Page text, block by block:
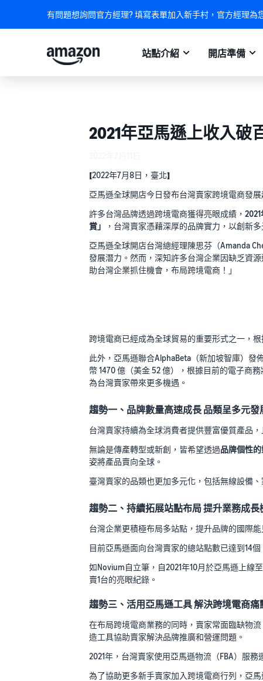
有問題想詢問官方經理? 填寫表單加入新手村，官方經理為
站點介紹 開店準備
2021年亞馬遜上收入破
【2022年7月8日，臺北】
亞馬遜全球開店今日發布台灣賣家跨境電商發
許多台灣品牌透過跨境電商獲得亮眼成績，
賞」
，台灣賣家憑藉深厚的品牌實力，以創新
亞馬遜全球開店台灣總經理陳思芬（Amanda
發展潛力。然而，深知許多台灣企業因缺乏資
助台灣企業抓住機會，布局跨境電商！」
跨境電商已經成為全球貿易的重要形式之一，
此外，亞馬遜聯合AlphaBeta（新加坡智庫）發
幣 1470 億（美金 52 億），根據目前的電子商務
為台灣賣家帶來更多機遇。
趨勢一、品牌數量高速成長 品類呈多元發
台灣賣家持續為全球消費者提供豐富優質產品
無論是傳產轉型或新創，皆希望透過品牌個性
姿將產品賣向全球。
臺灣賣家的品類也更加多元化，包括無線設備
趨勢二、持續拓展站點布局 提升業務成長
台灣企業更積極布局多站點，提升品牌的國際能
目前亞馬遜面向台灣賣家的總站點數已達到14
如Novium自立筆，自2021年10月於亞馬遜上線
賣1台的亮眼紀錄。
趨勢三、活用亞馬遜工具 解決跨境電商痛
在布局跨境電商業務的同時，賣家常面臨缺物
造工具協助賣家解決品牌推廣和營運問題。
2021年，台灣賣家使用亞馬遜物流（FBA）服務
為了協助更多新手賣家加入跨境電商行列，亞馬